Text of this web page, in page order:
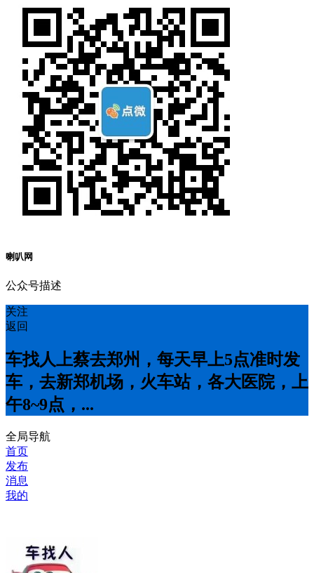
喇叭网
公众号描述
关注
返回
车找人上蔡去郑州，每天早上5点准时发
车，去新郑机场，火车站，各大医院，上
午8~9点，...
全局导航
首页
发布
消息
我的